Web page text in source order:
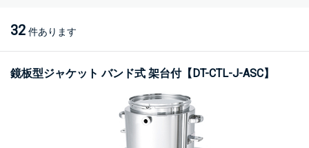
32 件あります
鏡板型ジャケット バンド式 架台付【DT-CTL-J-ASC】